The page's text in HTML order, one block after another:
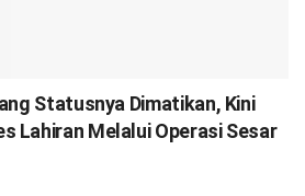
Statusnya Dimatikan, Kini
Lahiran Melalui Operasi Sesar